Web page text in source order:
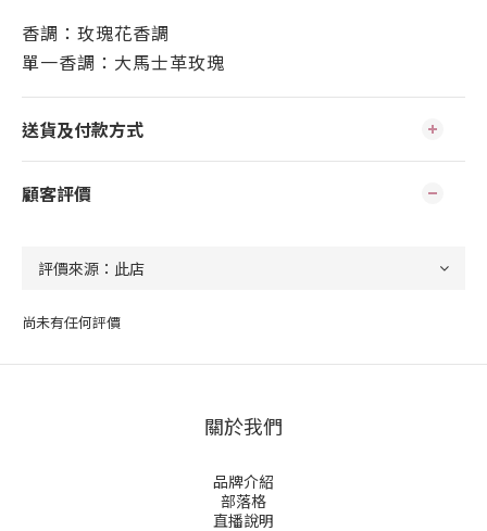
香調：玫瑰花香調
單一香調：大馬士革玫瑰
送貨及付款方式
顧客評價
尚未有任何評價
關於我們
品牌介紹
部落格
直播說明